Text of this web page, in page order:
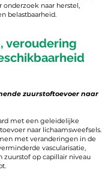
naar herstel,
belastbaarheid.
veroudering
zuurstoftoevoer naar
met een geleidelijke
naar lichaamsweefsels.
met veranderingen in de
vascularisatie,
zuurstof op capillair niveau